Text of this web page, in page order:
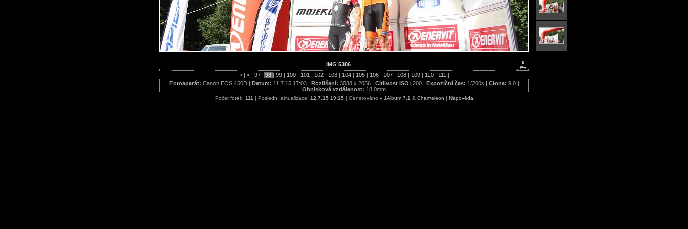
IMG 5386
« | < | 97 | 98 | 99 | 100 | 101 | 102 | 103 | 104 | 105 | 106 | 107 | 108 | 109 | 110 | 111 |
Fotoaparát: Canon EOS 450D | Datum: 11.7.15 17:03 | Rozlišení: 3088 x 2056 | Citlivost ISO: 200 | Expoziční čas: 1/200s | Clona: 9.0 |
Ohnisková vzdálenost: 18.0mm
Počet fotek: 111 | Poslední aktualizace: 12.7.15 19:15| Generováno v JAlbum 7.1 & Chameleon | Nápověda